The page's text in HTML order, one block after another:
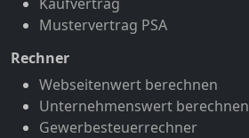
Mustervertrag PSA
Rechner
Webseitenwert berechnen
Unternehmenswert berechnen
Gewerbesteuerrechner